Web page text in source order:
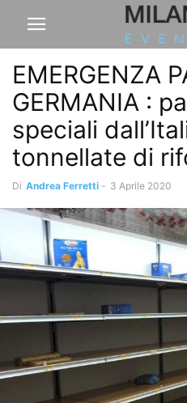
EMERGENZA
GERMANIA :
speciali
tonnellate di
Di Andrea Ferretti - 3 Aprile 2020